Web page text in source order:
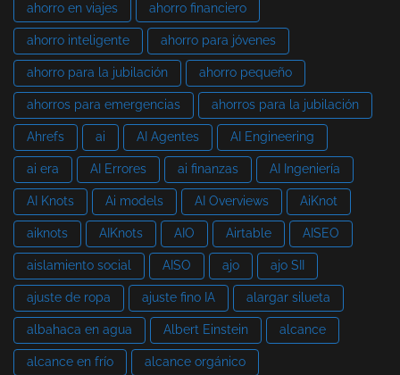
ahorro en viajes ahorro financiero
ahorro inteligente ahorro para jóvenes
ahorro para la jubilación ahorro pequeño
ahorros para emergencias ahorros para la jubilación
Ahrefs ai AI Agentes AI Engineering
ai era AI Errores ai finanzas AI Ingeniería
AI Knots Ai models AI Overviews AiKnot
aiknots AIKnots AIO Airtable AISEO
aislamiento social AISO ajo ajo SII
ajuste de ropa ajuste fino IA alargar silueta
albahaca en agua Albert Einstein alcance
alcance en frío alcance orgánico